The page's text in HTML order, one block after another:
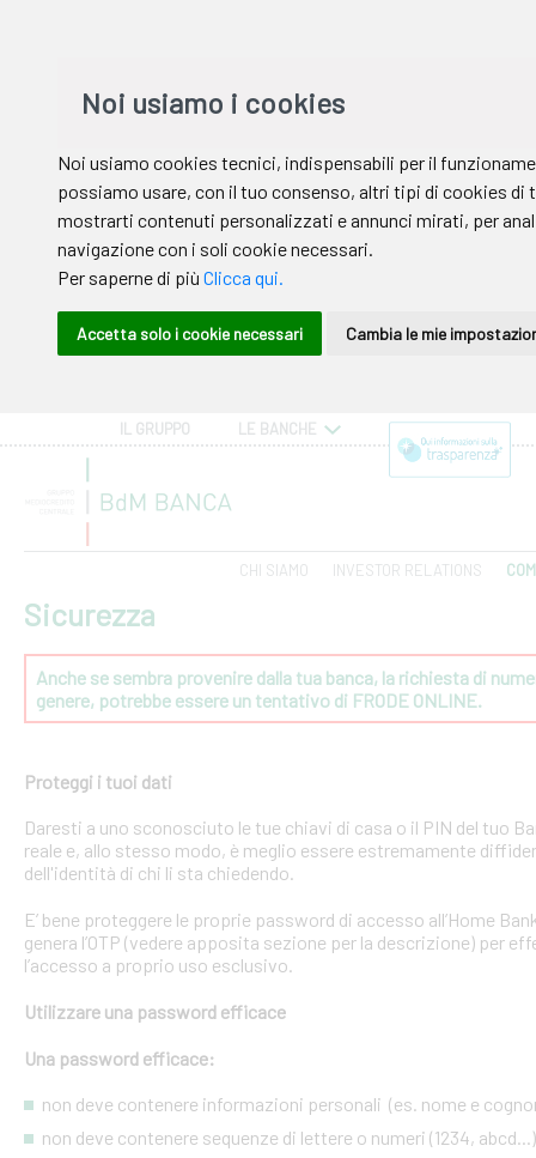
IL GRUPPO LE BANCHE
CHI SIAMO INVESTOR RELATIONS
Sicurezza
Anche se sembra provenire dalla tua banca, la richiesta di
genere, potrebbe essere un tentativo di FRODE ONLINE.
Proteggi i tuoi dati
Daresti a uno sconosciuto le tue chiavi di casa o il PIN del tuo
reale e, allo stesso modo, è meglio essere estremamente
dell'identità di chi li sta chiedendo.
E’ bene proteggere le proprie password di accesso all’Home
genera l’OTP (vedere apposita sezione per la descrizione) per
l’accesso a proprio uso esclusivo.
Utilizzare una password efficace
Una password efficace:
non deve contenere informazioni personali (es. nome e
non deve contenere sequenze di lettere o numeri (1234, abcd...)